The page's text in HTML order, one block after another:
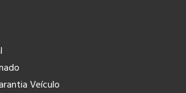
Veículo